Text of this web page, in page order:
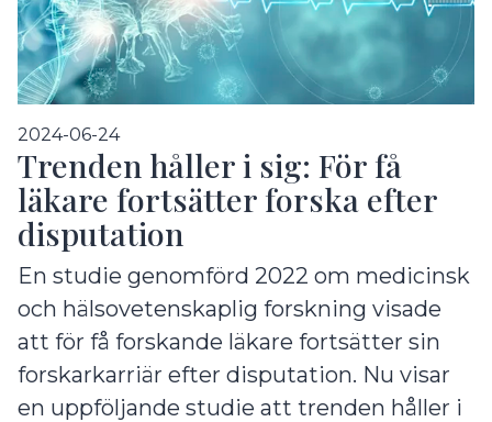
2024-06-24
Trenden håller i sig: För få
läkare fortsätter forska efter
disputation
En studie genomförd 2022 om medicinsk
och hälsovetenskaplig forskning visade
att för få forskande läkare fortsätter sin
forskarkarriär efter disputation. Nu visar
en uppföljande studie att trenden håller i